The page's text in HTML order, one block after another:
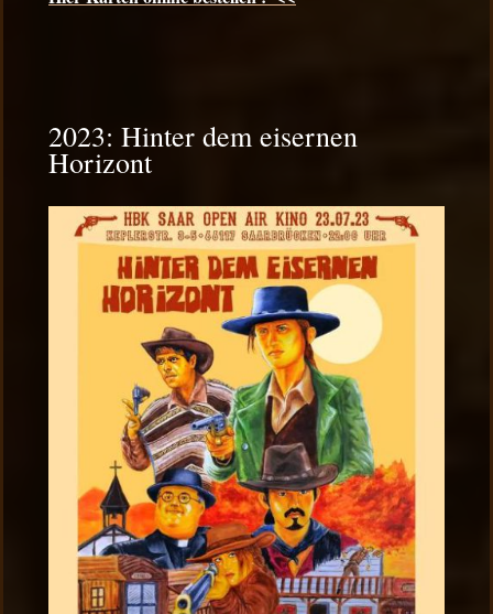
2023: Hinter dem eisernen
Horizont